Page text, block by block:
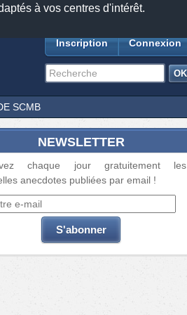
à vos centres d'intérêt.
18873anecdotes-638lecteurs connectés
Inscription Connexion
SCMB
NEWSLETTER
chaque jour gratuitement les
anecdotes publiées par email !